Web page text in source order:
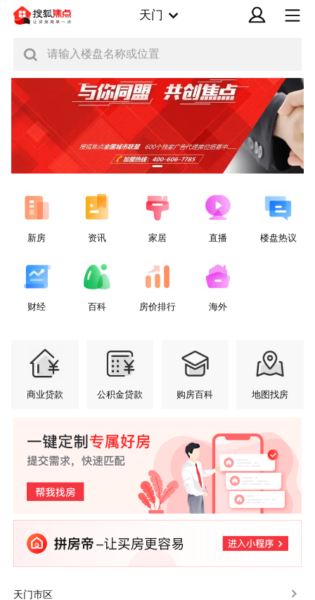
天门
请输入楼盘名称或位置
新房 资讯 家居 直播 楼盘热议
财经 百科 房价排行 海外
商业贷款 公积金贷款 购房百科 地图找房
天门市区